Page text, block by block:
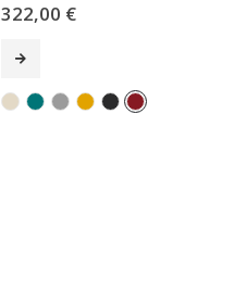
0sur 5
322,00 €